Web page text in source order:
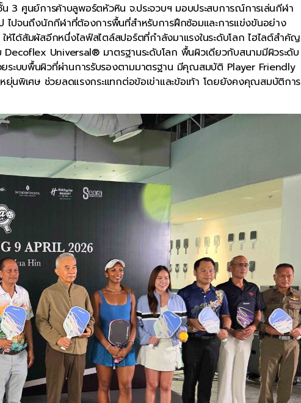
3 ศูนย์การค้าบลูพอร์ตหัวหิน จ.ประจวบฯ มอบประสบการณ์การเล่นกีฬา
ไปจนถึงนักกีฬาที่ต้องการพื้นที่สำหรับการฝึกซ้อมและการแข่งขันอย่าง
ได้สัมผัสอีกหนึ่งไลฟ์สไตล์สปอร์ตที่กำลังมาแรงในระดับโลก ไฮไลต์สำคัญ
Universal® มาตรฐานระดับโลก พื้นผิวเดียวกับสนามมีผิวระดับ
ระบบพื้นผิวที่ผ่านการรับรองตามมาตรฐาน มีคุณสมบัติ Player Friendly
ยุ่นพิเศษ ช่วยลดแรงกระแทกต่อข้อเข่าและข้อเท้า โดยยังคงคุณสมบัติการ